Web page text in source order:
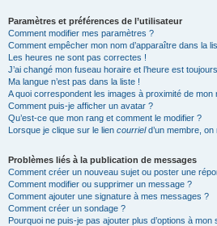
Paramètres et préférences de l’utilisateur
Comment modifier mes paramètres ?
Comment empêcher mon nom d’apparaître dans la
Les heures ne sont pas correctes !
J’ai changé mon fuseau horaire et l’heure est
Ma langue n’est pas dans la liste !
A quoi correspondent les images à proximité de mon
Comment puis-je afficher un avatar ?
Qu’est-ce que mon rang et comment le modifier ?
Lorsque je clique sur le lien courrield’un membre,
Problèmes liés à la publication de messages
Comment créer un nouveau sujet ou poster une
Comment modifier ou supprimer un message ?
Comment ajouter une signature à mes messages ?
Comment créer un sondage ?
Pourquoi ne puis-je pas ajouter plus d’options à mon